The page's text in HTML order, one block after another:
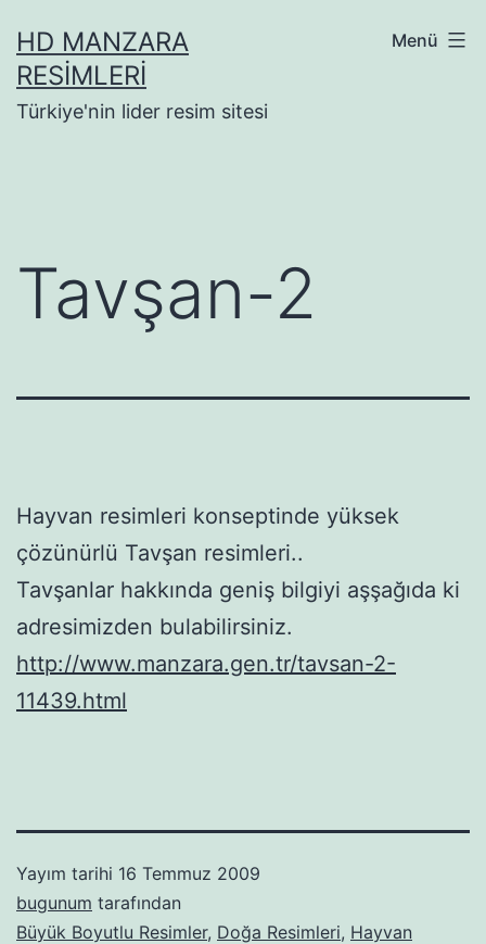
geçHD MANZARA
RESIMLERI
Türkiye'nin lider resim sitesi
Menü
Tavşan-2
Hayvan resimleri konseptinde yüksek
çözünürlü Tavşan resimleri..
Tavşanlar hakkında geniş bilgiyi aşşağıda ki
adresimizden bulabilirsiniz.
http://www.manzara.gen.tr/tavsan-2-
11439.html
Yayım tarihi 16 Temmuz 2009
bugunum tarafından
Büyük Boyutlu Resimler, Doğa Resimleri, Hayvan